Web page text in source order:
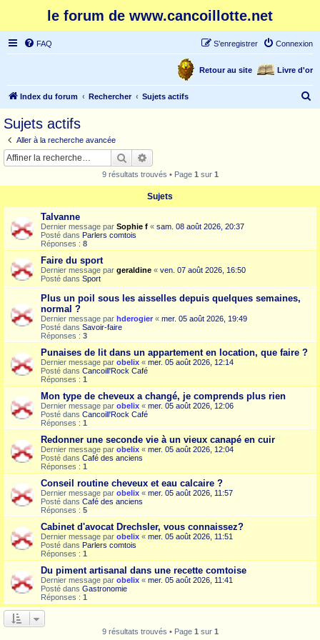
le forum de www.cancoillotte.net
FAQ Connexion
S’enregistrer
Livre d'or
Retour au site
Index du forum Rechercher Sujets actifs
r
Sujets actifs
Aller à la recherche avancée
Rechercher
9 résultats trouvés • Page 1 sur 1
Sujets
Talvanne
Dernier message par Sophie f « sam. 08 août 2026, 20:37
Posté dans Parlers comtois
Réponses : 8
Faire du sport
Dernier message par geraldine « ven. 07 août 2026, 16:50
Posté dans Sport
Plus un poil sous les aisselles depuis quelques semaines,
normal ?
Dernier message par hderogier « mer. 05 août 2026, 19:49
Posté dans Savoir-faire
Réponses : 3
Punaises de lit dans un appartement en location, que faire ?
Dernier message par obelix « mer. 05 août 2026, 12:14
Posté dans Cancoill'Rock Café
Réponses : 1
Mon type de cheveux a changé, je comprends plus rien
Dernier message par obelix « mer. 05 août 2026, 12:06
Posté dans Cancoill'Rock Café
Réponses : 1
Redonner une seconde vie à un vieux canapé en cuir
Dernier message par obelix « mer. 05 août 2026, 12:04
Posté dans Café des anciens
Réponses : 1
Conseil routine cheveux et eau calcaire ?
Dernier message par obelix « mer. 05 août 2026, 11:57
Posté dans Café des anciens
Réponses : 5
Cabinet d'avocat Drechsler, vous connaissez?
Dernier message par obelix « mer. 05 août 2026, 11:51
Posté dans Parlers comtois
Réponses : 1
Du piment artisanal dans une recette comtoise
Dernier message par obelix « mer. 05 août 2026, 11:41
Posté dans Gastronomie
Réponses : 1
9 résultats trouvés • Page 1 sur 1